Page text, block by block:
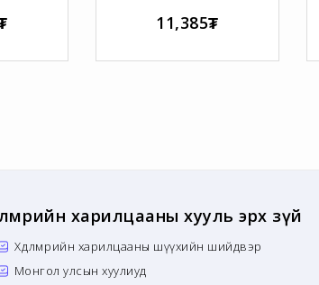
НЬ
АЖИЛТНУУДЫГ
ГАРЫН АВЛАГА
11,385₮
харилцааны хууль эрх зүй
Хөдөлмөрийн харилцааны шүүхийн шийдвэр
Монгол улсын хуулиуд